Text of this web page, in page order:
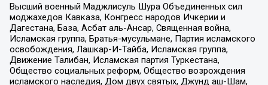
Высший военный Маджлисуль Шура Объединенных сил
моджахедов Кавказа, Конгресс народов Ичкерии и
Дагестана, База, Асбат аль-Ансар, Священная война,
Исламская группа, Братья-мусульмане, Партия исламского
освобождения, Лашкар-И-Тайба, Исламская группа,
Движение Талибан, Исламская партия Туркестана,
Общество социальных реформ, Общество возрождения
исламского наследия, Дом двух святых, Джунд аш-Шам,